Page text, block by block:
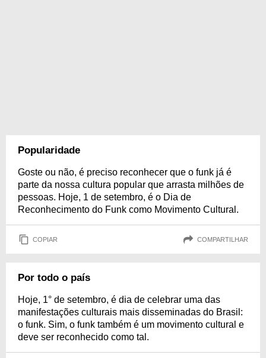
Popularidade
Goste ou não, é preciso reconhecer que o funk já é
parte da nossa cultura popular que arrasta milhões de
pessoas. Hoje, 1 de setembro, é o Dia de
Reconhecimento do Funk como Movimento Cultural.
COPIAR COMPARTILHAR
Por todo o país
Hoje, 1° de setembro, é dia de celebrar uma das
manifestações culturais mais disseminadas do Brasil:
o funk. Sim, o funk também é um movimento cultural e
deve ser reconhecido como tal.